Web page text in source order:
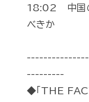
18:02 中国の
べきか
---------
◆「THE